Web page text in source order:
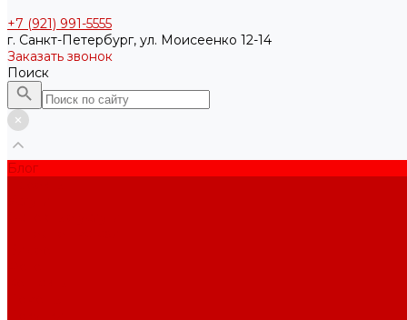
+7 (921) 991-5555
г. Санкт-Петербург, ул. Моисеенко 12-14
Заказать звонок
Поиск
Блог